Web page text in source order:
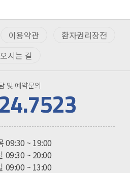
이용약관
환자권리장전
오시는 길
및 예약문의
진료시간
09:30 ~ 19:00
09:30 ~ 20:00
09:00 ~ 13:00